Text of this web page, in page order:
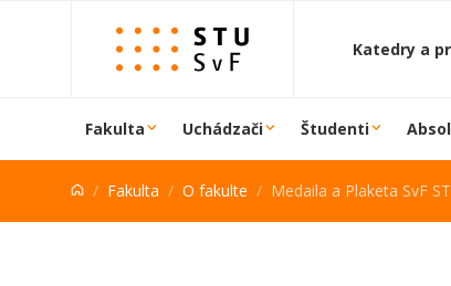
Prejsť na obsah
Katedry a
Fakulta Uchádzači Študenti
Fakulta O fakulte Medaila a Plaketa SvF